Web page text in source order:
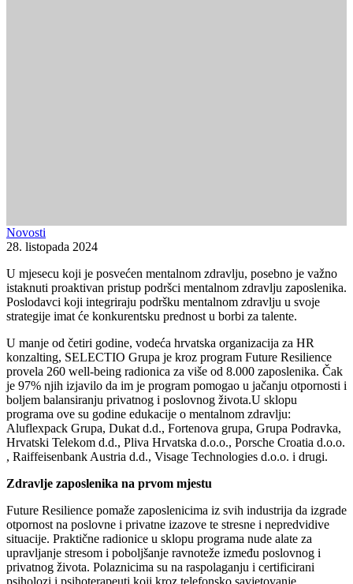
Novosti
28. listopada 2024
U mjesecu koji je posvećen mentalnom zdravlju, posebno je važno
istaknuti proaktivan pristup podršci mentalnom zdravlju zaposlenika.
Poslodavci koji integriraju podršku mentalnom zdravlju u svoje
strategije imat će konkurentsku prednost u borbi za talente.
U manje od četiri godine, vodeća hrvatska organizacija za HR
konzalting, SELECTIO Grupa je kroz program Future Resilience
provela 260 well-being radionica za više od 8.000 zaposlenika. Čak
je 97% njih izjavilo da im je program pomogao u jačanju otpornosti i
boljem balansiranju privatnog i poslovnog života.U sklopu
programa ove su godine edukacije o mentalnom zdravlju:
Aluflexpack Grupa, Dukat d.d., Fortenova grupa, Grupa Podravka,
Hrvatski Telekom d.d., Pliva Hrvatska d.o.o., Porsche Croatia d.o.o.
, Raiffeisenbank Austria d.d., Visage Technologies d.o.o. i drugi.
Zdravlje zaposlenika na prvom mjestu
Future Resilience pomaže zaposlenicima iz svih industrija da izgrade
otpornost na poslovne i privatne izazove te stresne i nepredvidive
situacije. Praktične radionice u sklopu programa nude alate za
upravljanje stresom i poboljšanje ravnoteže između poslovnog i
privatnog života. Polaznicima su na raspolaganju i certificirani
psiholozi i psihoterapeuti koji kroz telefonsko savjetovanje